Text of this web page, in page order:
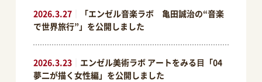
2026.3.27｜
「エンゼル音楽ラボ 亀田誠治の“音楽
で世界旅行”」を公開しました
2026.3.23｜ エンゼル美術ラボ アートをみる⽬「04
夢二が描く女性編」を公開しました